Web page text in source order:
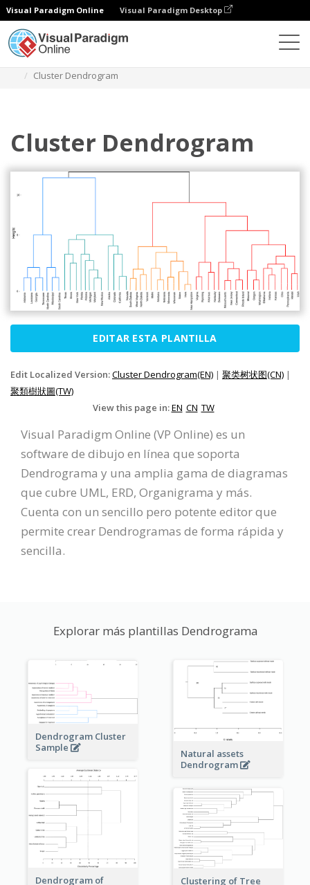
Visual Paradigm Online Visual Paradigm Desktop
Cluster Dendrogram
Cluster Dendrogram
EDITAR ESTA PLANTILLA
Edit Localized Version:Cluster Dendrogram(EN) | 聚类树状图(CN) |
聚類樹狀圖(TW)
View this page in:EN CN TW
Visual Paradigm Online (VP Online) es un
software de dibujo en línea que soporta
Dendrograma y una amplia gama de diagramas
que cubre UML, ERD, Organigrama y más.
Cuenta con un sencillo pero potente editor que
permite crear Dendrogramas de forma rápida y
sencilla.
Explorar más plantillas Dendrograma
Dendrogram Cluster
Sample
Natural assets
Dendrogram
Dendrogram of
Clustering of Tree